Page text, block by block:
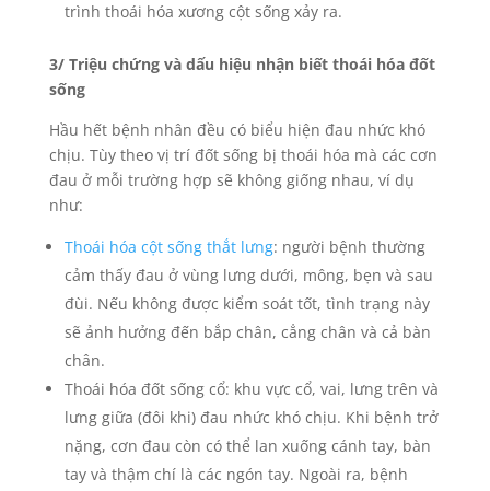
trình thoái hóa xương cột sống xảy ra.
3/ Triệu chứng và dấu hiệu nhận biết thoái hóa đốt
sống
Hầu hết bệnh nhân đều có biểu hiện đau nhức khó
chịu. Tùy theo vị trí đốt sống bị thoái hóa mà các cơn
đau ở mỗi trường hợp sẽ không giống nhau, ví dụ
như:
Thoái hóa cột sống thắt lưng: người bệnh thường
cảm thấy đau ở vùng lưng dưới, mông, bẹn và sau
đùi. Nếu không được kiểm soát tốt, tình trạng này
sẽ ảnh hưởng đến bắp chân, cẳng chân và cả bàn
chân.
Thoái hóa đốt sống cổ: khu vực cổ, vai, lưng trên và
lưng giữa (đôi khi) đau nhức khó chịu. Khi bệnh trở
nặng, cơn đau còn có thể lan xuống cánh tay, bàn
tay và thậm chí là các ngón tay. Ngoài ra, bệnh